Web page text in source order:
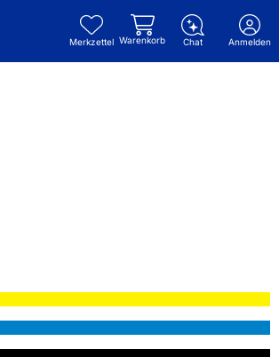
Merkzettel Warenkorb Chat Anmelden